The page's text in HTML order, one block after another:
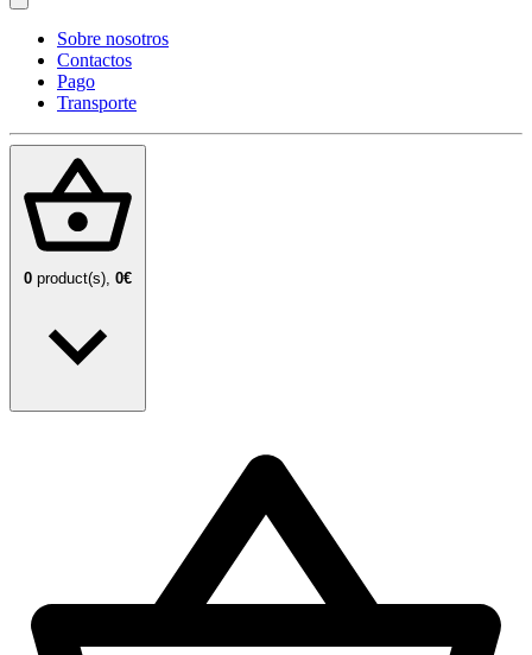
Sobre nosotros
Contactos
Pago
Transporte
0 product(s), 0€